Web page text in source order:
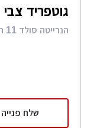
גוטפריד צבי
הנרייטה סולד 11 חיפה 34721
שלח פנייה